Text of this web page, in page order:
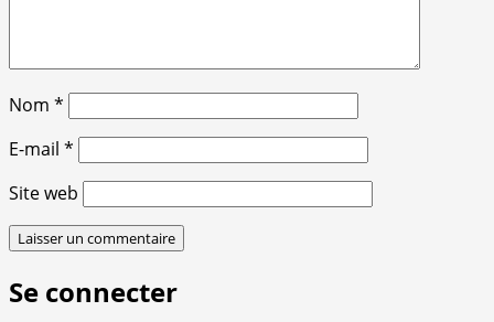
Nom *
E-mail *
Site web
Se connecter